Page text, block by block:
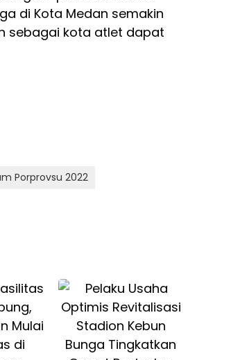
di Kota Medan semakin
sebagai kota atlet dapat
Porprovsu 2022